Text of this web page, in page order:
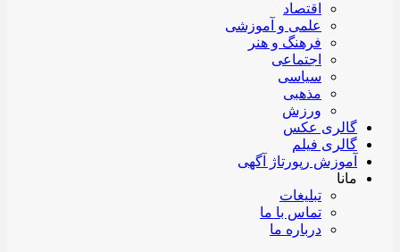
اقتصاد
علمی و آموزشی
فرهنگ و هنر
اجتماعی
سیاسی
مذهبی
ورزش
گالری عکس
گالری فیلم
آموزش رپورتاژ آگهی
مانا
تبلیغات
تماس با ما
درباره ما